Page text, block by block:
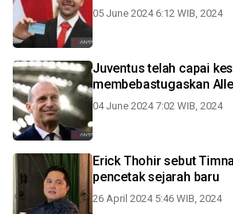
05 June 2024 6:12 WIB, 2024
Juventus telah capai
membebastugaskan
04 June 2024 7:02 WIB, 2024
Erick Thohir sebut
pencetak sejarah baru
26 April 2024 5:46 WIB, 2024